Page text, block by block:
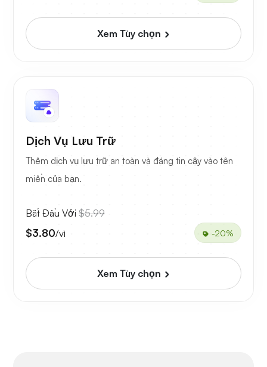
Xem Tùy chọn
Dịch Vụ Lưu Trữ
Thêm dịch vụ lưu trữ an toàn và đáng tin cậy vào tên
miền của bạn.
Bắt Đầu Với $5.99
$3.80/vì -20%
Xem Tùy chọn